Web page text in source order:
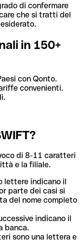
di confermare
che si tratti del
in 150+
con Qonto.
convenienti.
di 8-11 caratteri
e la filiale.
lettere indicano il
parte dei casi si
del nome completo
indicano il
banca.
sono una lettera e